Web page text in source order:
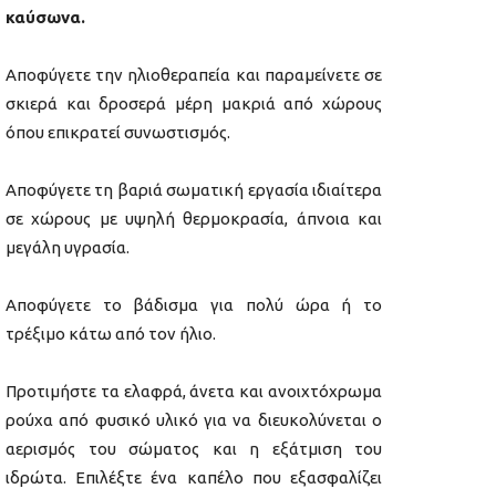
καύσωνα.
Αποφύγετε την ηλιοθεραπεία και παραμείνετε σε
σκιερά και δροσερά μέρη μακριά από χώρους
όπου επικρατεί συνωστισμός.
Αποφύγετε τη βαριά σωματική εργασία ιδιαίτερα
σε χώρους με υψηλή θερμοκρασία, άπνοια και
μεγάλη υγρασία.
Αποφύγετε το βάδισμα για πολύ ώρα ή το
τρέξιμο κάτω από τον ήλιο.
Προτιμήστε τα ελαφρά, άνετα και ανοιχτόχρωμα
ρούχα από φυσικό υλικό για να διευκολύνεται ο
αερισμός του σώματος και η εξάτμιση του
ιδρώτα. Επιλέξτε ένα καπέλο που εξασφαλίζει